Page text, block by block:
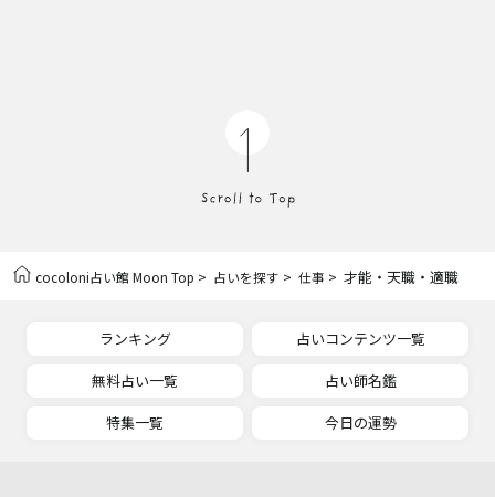
cocoloni占い館 Moon Top > 占いを探す > 仕事 > 才能・天職・適職
ランキング
占いコンテンツ一覧
無料占い一覧
占い師名鑑
特集一覧
今日の運勢